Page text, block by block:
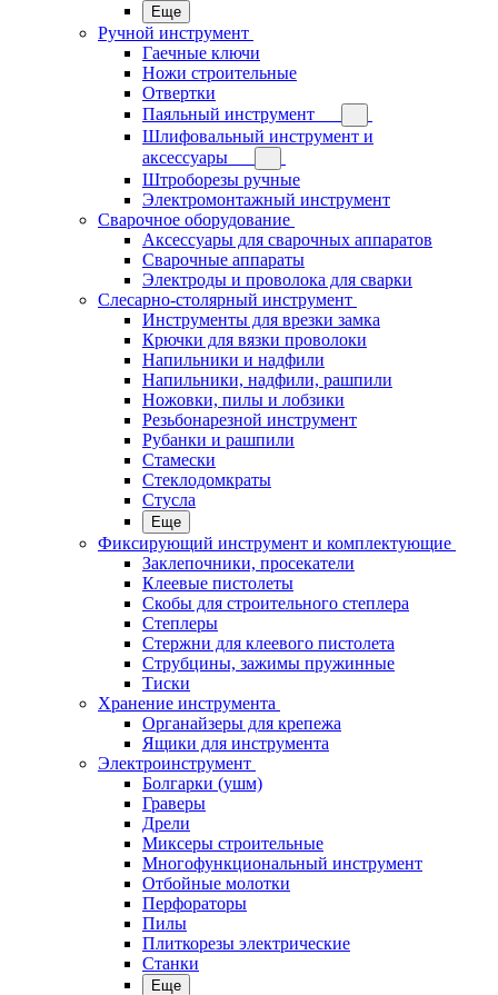
Еще
Ручной инструмент
Гаечные ключи
Ножи строительные
Отвертки
Паяльный инструмент
Шлифовальный инструмент и
аксессуары
Штроборезы ручные
Электромонтажный инструмент
Сварочное оборудование
Аксессуары для сварочных аппаратов
Сварочные аппараты
Электроды и проволока для сварки
Слесарно-столярный инструмент
Инструменты для врезки замка
Крючки для вязки проволоки
Напильники и надфили
Напильники, надфили, рашпили
Ножовки, пилы и лобзики
Резьбонарезной инструмент
Рубанки и рашпили
Стамески
Стеклодомкраты
Стусла
Еще
Фиксирующий инструмент и комплектующие
Заклепочники, просекатели
Клеевые пистолеты
Скобы для строительного степлера
Степлеры
Стержни для клеевого пистолета
Струбцины, зажимы пружинные
Тиски
Хранение инструмента
Органайзеры для крепежа
Ящики для инструмента
Электроинструмент
Болгарки (ушм)
Граверы
Дрели
Миксеры строительные
Многофункциональный инструмент
Отбойные молотки
Перфораторы
Пилы
Плиткорезы электрические
Станки
Еще